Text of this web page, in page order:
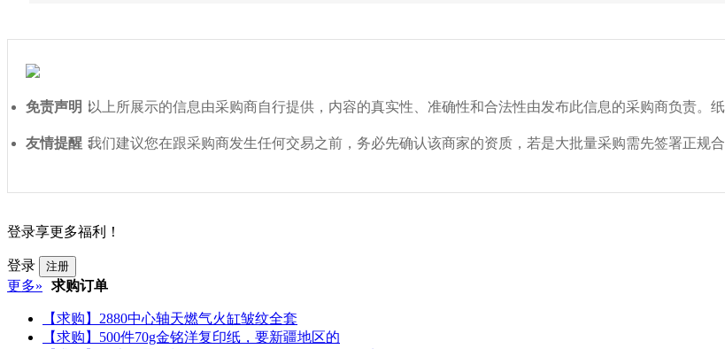
免责声明：以上所展示的信息由采购商自行提供，内容的真实性、准确性和合法性由发布此信息的采购商负责。
友情提醒：我们建议您在跟采购商发生任何交易之前，务必先确认该商家的资质，若是大批量采购需先签署正规
登录享更多福利！
登录 注册
更多» 求购订单
【求购】2880中心轴天燃气火缸皱纹全套
【求购】500件70g金铭洋复印纸，要新疆地区的